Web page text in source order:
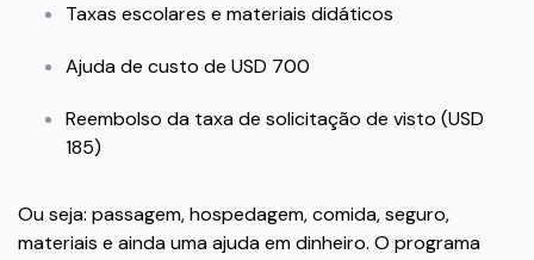
Taxas escolares e materiais didáticos
Ajuda de custo de USD 700
Reembolso da taxa de solicitação de visto (USD
185)
Ou seja: passagem, hospedagem, comida, seguro,
materiais e ainda uma ajuda em dinheiro. O programa